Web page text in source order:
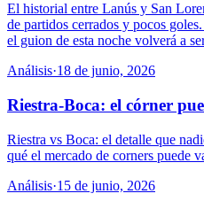
El historial entre Lanús y San
de partidos cerrados y pocos
el guion de esta noche volverá a
Análisis·18 de junio, 2026
Riestra-Boca: el córner
Riestra vs Boca: el detalle que
qué el mercado de corners puede
Análisis·15 de junio, 2026